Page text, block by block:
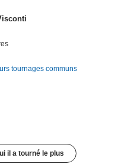
tournages communs
il a tourné le plus